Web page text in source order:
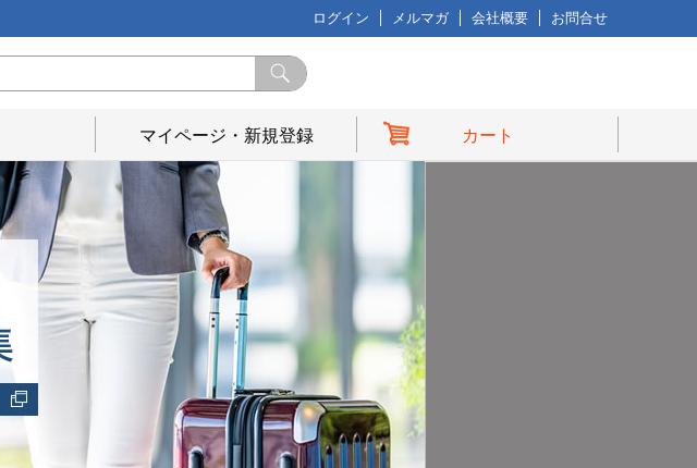
ログイン メルマガ 会社概要 お問合せ
マイページ・新規登録 カート